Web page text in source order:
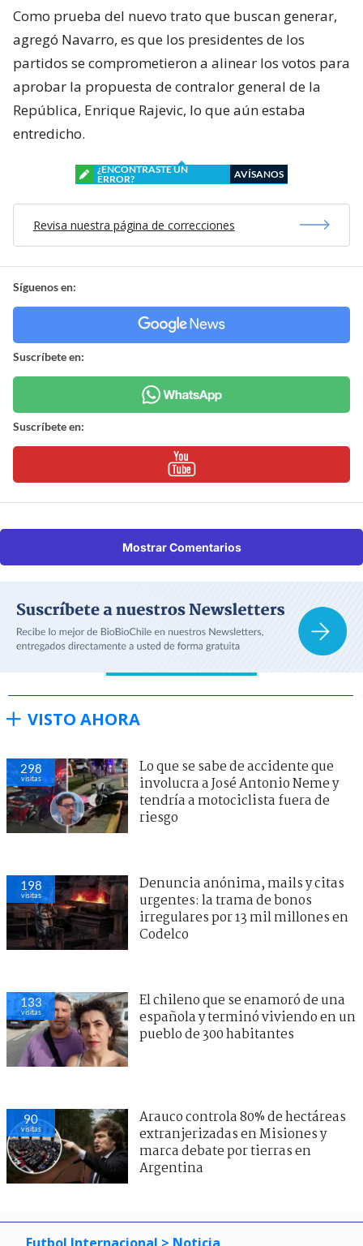
Como prueba del nuevo trato que buscan generar,
agregó Navarro, es que los presidentes de los
partidos se comprometieron a alinear los votos para
aprobar la propuesta de contralor general de la
República, Enrique Rajevic, lo que aún estaba
entredicho.
¿ENCONTRASTE UN
ERROR?
AVÍSANOS
Revisa nuestra página de correcciones
Síguenos en:
Suscríbete en:
Suscríbete en:
Mostrar Comentarios
VISTO AHORA
298
visitas
Lo que se sabe de accidente que
involucra a José Antonio Neme y
tendría a motociclista fuera de
riesgo
198
visitas
Denuncia anónima, mails y citas
urgentes: la trama de bonos
irregulares por 13 mil millones en
Codelco
133
visitas
El chileno que se enamoró de una
española y terminó viviendo en un
pueblo de 300 habitantes
90
visitas
Arauco controla 80% de hectáreas
extranjerizadas en Misiones y
marca debate por tierras en
Argentina